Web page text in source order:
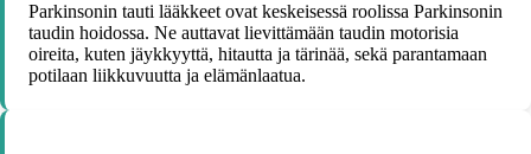
Parkinsonin tauti lääkkeet ovat keskeisessä roolissa Parkinsonin
taudin hoidossa. Ne auttavat lievittämään taudin motorisia
oireita, kuten jäykkyyttä, hitautta ja tärinää, sekä parantamaan
potilaan liikkuvuutta ja elämänlaatua.